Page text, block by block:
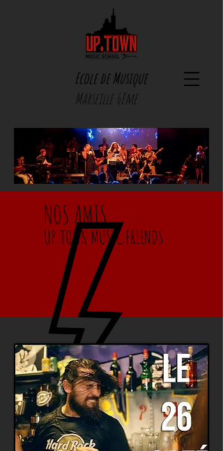
Ecole de Musique
Marseille 6ème
NOS AMIS
UP. TOWN MUSIC FRIENDS